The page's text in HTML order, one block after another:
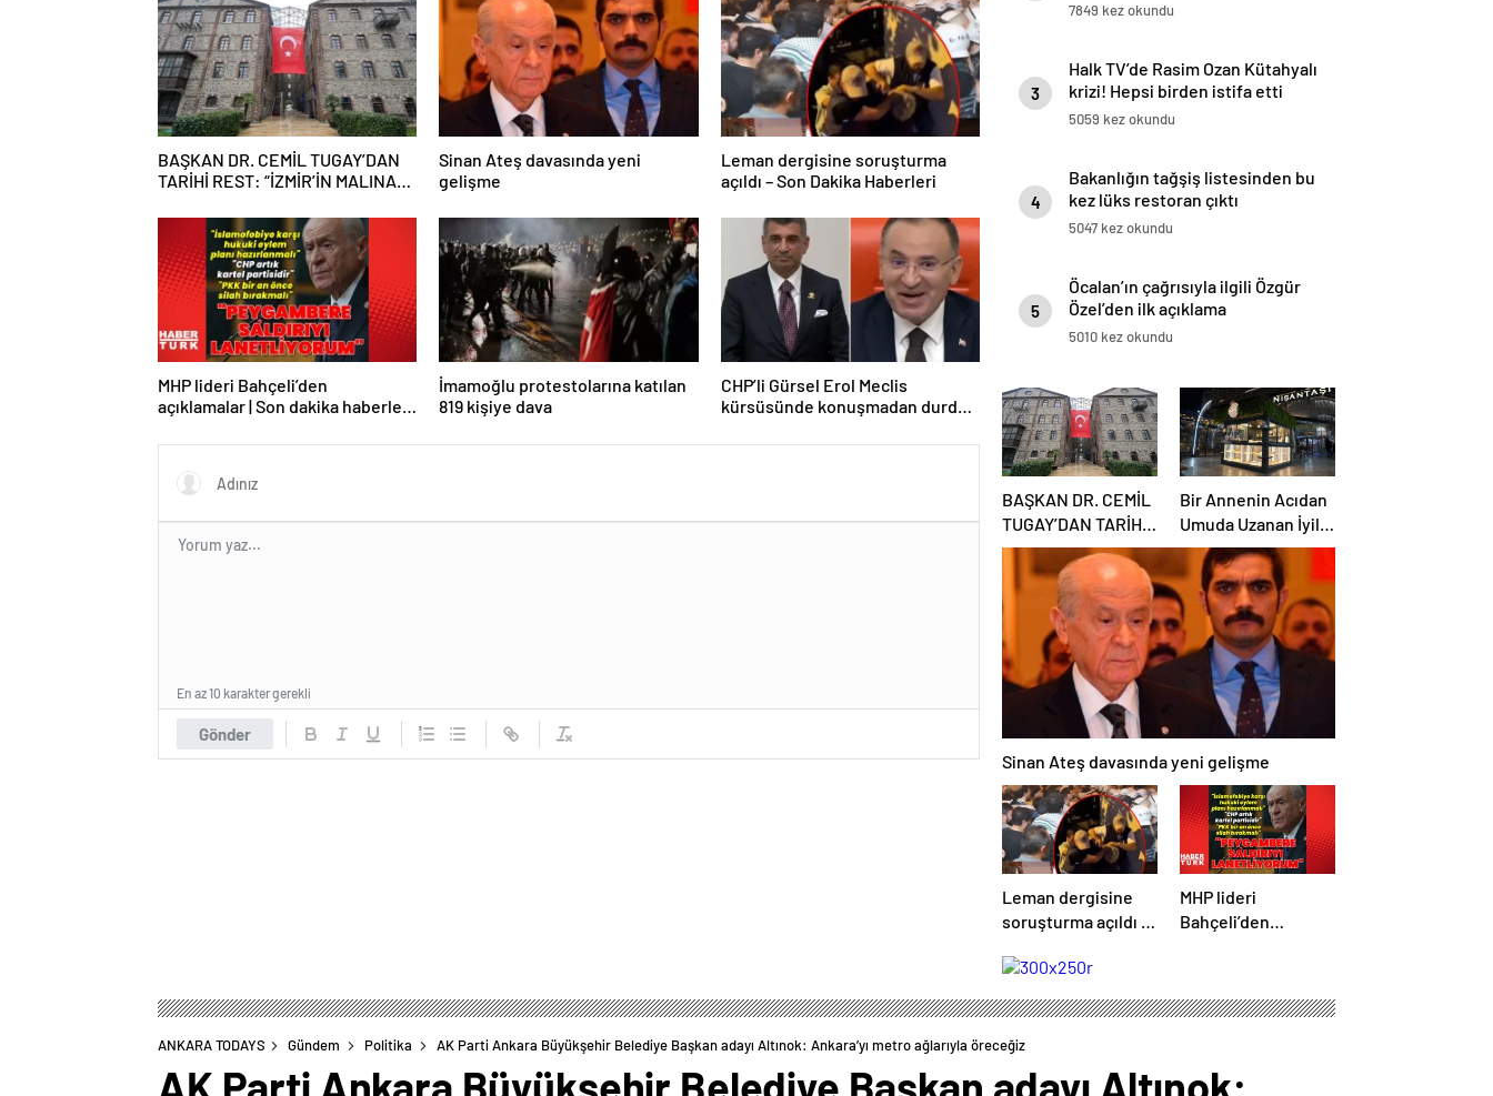
BAŞKAN DR. CEMİL TUGAY’DAN
TARİHİ REST: “İZMİR’İN MALINA
KİMSEYE YEDİRMEM!”
Sinan Ateş davasında yeni
gelişme
Leman dergisine soruşturma
açıldı – Son Dakika Haberleri
MHP lideri Bahçeli’den
açıklamalar | Son dakika haberler |
İmamoğlu protestolarına katılan
819 kişiye dava
CHP’li Gürsel Erol Meclis
kürsüsünde konuşmadan durdu,
Gönder
En az 10 karakter gerekli
7849 kez okundu
3
Halk TV’de Rasim Ozan Kütahyalı
krizi! Hepsi birden istifa etti
5059 kez okundu
4
Bakanlığın tağşiş listesinden bu
kez lüks restoran çıktı
5047 kez okundu
5
Öcalan’ın çağrısıyla ilgili Özgür
Özel’den ilk açıklama
5010 kez okundu
BAŞKAN DR. CEMİL
TUGAY’DAN TARİHİ
REST: “İZMİR’İN
MALINA
ÇÖKTÜRMEM,
HALKIN HAKKINI
KİMSEYE
YEDİRMEM!”
Bir Annenin Acıdan
Umuda Uzanan İyilik
Yolculuğu
Sinan Ateş davasında yeni gelişme
Leman dergisine
soruşturma açıldı –
Haberleri
MHP lideri
Bahçeli’den
Son dakika
haberleri
ANKARA TODAYS Gündem Politika AK Parti Ankara Büyükşehir Belediye Başkan adayı Altınok: Ankara’yı metro ağlarıyla öreceğiz